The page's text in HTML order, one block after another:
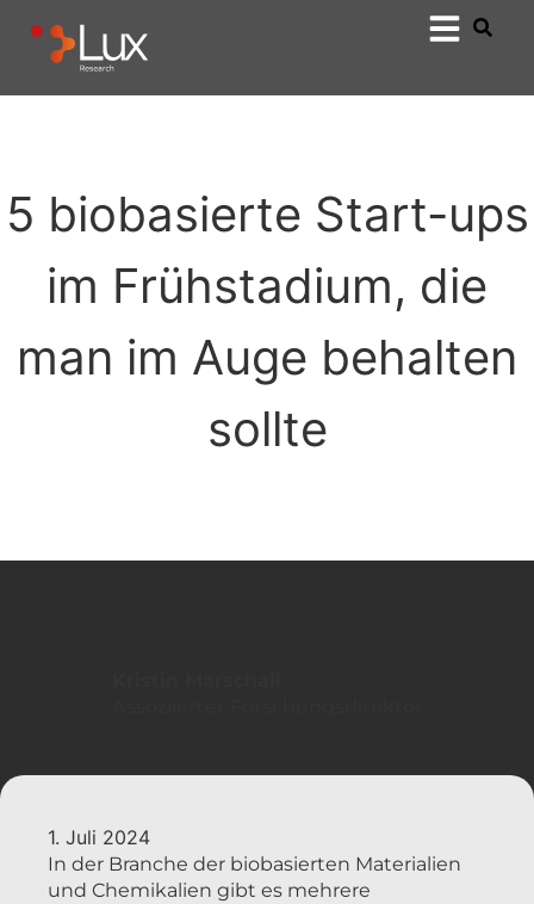
5 biobasierte Start-ups
im Frühstadium, die
man im Auge behalten
sollte
1. Juli 2024
In der Branche der biobasierten Materialien
und Chemikalien gibt es mehrere